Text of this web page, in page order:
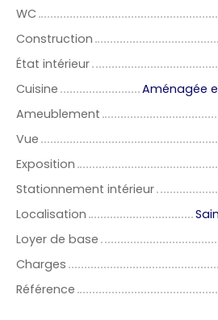
WC
Construction
État intérieur
Cuisine
Aménagée
Ameublement
Vue
Exposition
Stationnement intérieur
Localisation
Loyer de base
Charges
Référence